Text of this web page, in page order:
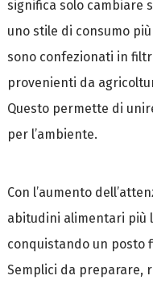
significa solo cambiare
uno stile di consumo
sono confezionati in
provenienti da
Questo permette di
per l’ambiente.
Con l’aumento
abitudini alimentari più
conquistando un posto
Semplici da preparare,